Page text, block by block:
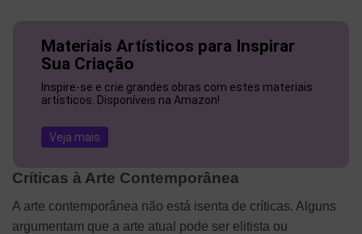
Materiais Artísticos para Inspirar
Sua Criação
Inspire-se e crie grandes obras com estes materiais
artísticos. Disponíveis na Amazon!
Veja mais
Críticas à Arte Contemporânea
A arte contemporânea não está isenta de críticas. Alguns
argumentam que a arte atual pode ser elitista ou